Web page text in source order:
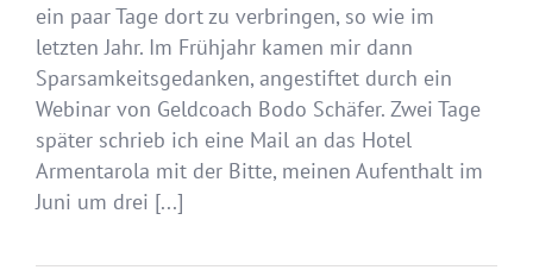
ein paar Tage dort zu verbringen, so wie im
letzten Jahr. Im Frühjahr kamen mir dann
Sparsamkeitsgedanken, angestiftet durch ein
Webinar von Geldcoach Bodo Schäfer. Zwei Tage
später schrieb ich eine Mail an das Hotel
Armentarola mit der Bitte, meinen Aufenthalt im
Juni um drei [...]